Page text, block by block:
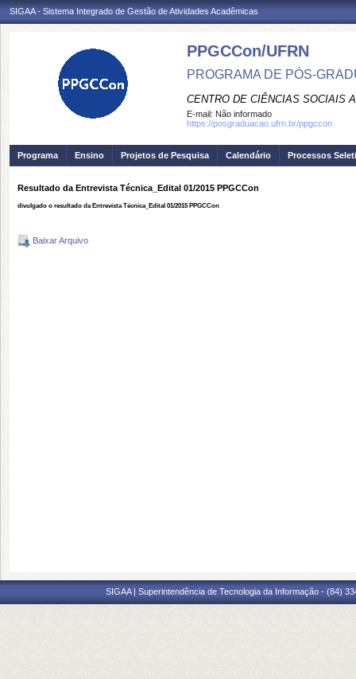
SIGAA - Sistema Integrado de Gestão de Atividades Acadêmicas
PPGCCon/UFRN
PROGRAMA DE PÓS-
CENTRO DE CIÊNCIAS SOCIAIS
E-mail: Não informado
https://posgraduacao.ufrn.br/ppgccon
Programa Ensino Projetos de Pesquisa Calendário Processos
Resultado da Entrevista Técnica_Edital 01/2015 PPGCCon
divulgado o resultado da Entrevista Técnica_Edital 01/2015 PPGCCon
Baixar Arquivo
SIGAA | Superintendência de Tecnologia da Informação - (84)